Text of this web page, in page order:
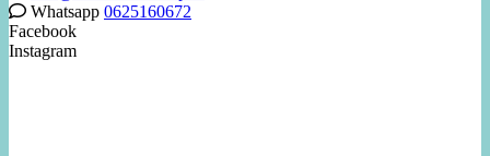
Whatsapp 0625160672
Facebook
Instagram